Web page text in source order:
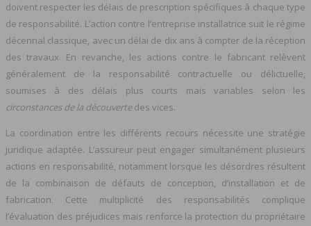
doivent respecter les délais de prescription spécifiques à chaque type
de responsabilité. L’action contre l’entreprise installatrice suit le régime
décennal classique, avec un délai de dix ans à compter de la réception
des travaux. En revanche, les actions contre le fabricant relèvent
généralement de la responsabilité contractuelle ou délictuelle,
soumises à des délais plus courts mais variables selon les
circonstances de la découvertedes vices.
La coordination entre les différents recours nécessite une stratégie
juridique adaptée. L’assureur peut engager simultanément plusieurs
actions en responsabilité, notamment lorsque les désordres résultent
de la combinaison de défauts de conception, d’installation et de
fabrication. Cette multiplicité des responsabilités complique
l’évaluation des préjudices mais renforce la protection du propriétaire